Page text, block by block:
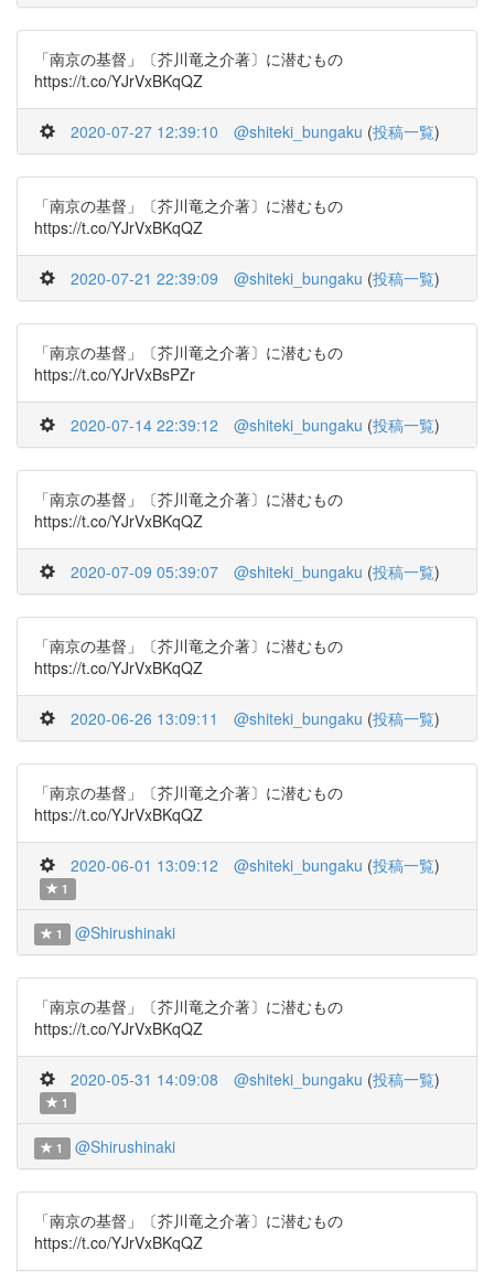
「南京の基督」〔芥川竜之介著〕に潜むもの
https://t.co/YJrVxBKqQZ
2020-07-27 12:39:10 @shiteki_bungaku (投稿一覧)
「南京の基督」〔芥川竜之介著〕に潜むもの
https://t.co/YJrVxBKqQZ
2020-07-21 22:39:09 @shiteki_bungaku (投稿一覧)
「南京の基督」〔芥川竜之介著〕に潜むもの
https://t.co/YJrVxBsPZr
2020-07-14 22:39:12 @shiteki_bungaku (投稿一覧)
「南京の基督」〔芥川竜之介著〕に潜むもの
https://t.co/YJrVxBKqQZ
2020-07-09 05:39:07 @shiteki_bungaku (投稿一覧)
「南京の基督」〔芥川竜之介著〕に潜むもの
https://t.co/YJrVxBKqQZ
2020-06-26 13:09:11 @shiteki_bungaku (投稿一覧)
「南京の基督」〔芥川竜之介著〕に潜むもの
https://t.co/YJrVxBKqQZ
2020-06-01 13:09:12 @shiteki_bungaku (投稿一覧)
1
1 @Shirushinaki
「南京の基督」〔芥川竜之介著〕に潜むもの
https://t.co/YJrVxBKqQZ
2020-05-31 14:09:08 @shiteki_bungaku (投稿一覧)
1
1 @Shirushinaki
「南京の基督」〔芥川竜之介著〕に潜むもの
https://t.co/YJrVxBKqQZ